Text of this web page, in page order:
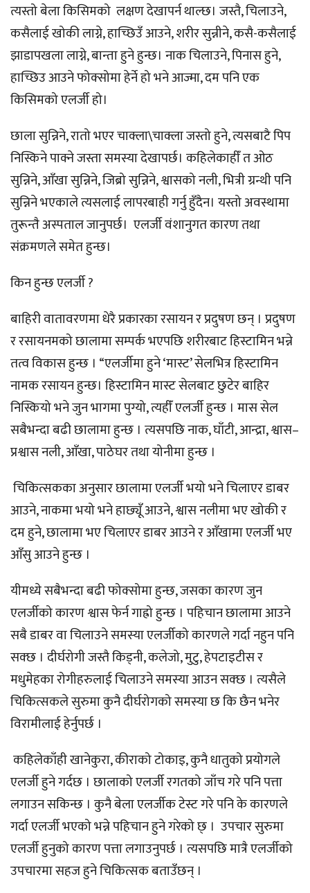
त्यस्तो बेला किसिमको लक्षण देखापर्न थाल्छ। जस्तै, चिलाउने,
कसैलाई खोकी लाग्ने, हाच्छिउँ आउने, शरीर सुन्नीने, कसै-कसैलाई
झाडापखला लाग्ने, बान्ता हुने हुन्छ। नाक चिलाउने, पिनास हुने,
हाच्छिउ आउने फोक्सोमा हेर्ने हो भने आज्मा, दम पनि एक
किसिमको एलर्जी हो।
छाला सुन्निने, रातो भएर चाक्ला\चाक्ला जस्तो हुने, त्यसबाटै पिप
निस्किने पाक्ने जस्ता समस्या देखापर्छ। कहिलेकाहीँ त ओठ
सुन्निने, आँखा सुन्निने, जिब्रो सुन्निने, श्वासको नली, भित्री ग्रन्थी पनि
सुन्निने भएकाले त्यसलाई लापरबाही गर्नु हुँदैन। यस्तो अवस्थामा
तुरून्तै अस्पताल जानुपर्छ। एलर्जी वंशानुगत कारण तथा
संक्रमणले समेत हुन्छ।
किन हुन्छ एलर्जी ?
बाहिरी वातावरणमा धेरै प्रकारका रसायन र प्रदुषण छन् । प्रदुषण
र रसायनमको छालामा सम्पर्क भएपछि शरीरबाट हिस्टामिन भन्ने
तत्व विकास हुन्छ । “एलर्जीमा हुने ‘मास्ट’ सेलभित्र हिस्टामिन
नामक रसायन हुन्छ। हिस्टामिन मास्ट सेलबाट छुटेर बाहिर
निस्कियो भने जुन भागमा पुग्यो, त्यहीँ एलर्जी हुन्छ । मास सेल
सबैभन्दा बढी छालामा हुन्छ । त्यसपछि नाक, घाँटी, आन्द्रा, श्वास–
प्रश्वास नली, आँखा, पाठेघर तथा योनीमा हुन्छ ।
चिकित्सकका अनुसार छालामा एलर्जी भयो भने चिलाएर डाबर
आउने, नाकमा भयो भने हाछ्यूँ आउने, श्वास नलीमा भए खोकी र
दम हुने, छालामा भए चिलाएर डाबर आउने र आँखामा एलर्जी भए
आँसु आउने हुन्छ ।
यीमध्ये सबैभन्दा बढी फोक्सोमा हुन्छ, जसका कारण जुन
एलर्जीको कारण श्वास फेर्न गाह्रो हुन्छ । पहिचान छालामा आउने
सबै डाबर वा चिलाउने समस्या एलर्जीको कारणले गर्दा नहुन पनि
सक्छ । दीर्घरोगी जस्तै किड्नी, कलेजो, मुटु, हेपटाइटीस र
मधुमेहका रोगीहरुलाई चिलाउने समस्या आउन सक्छ । त्यसैले
चिकित्सकले सुरुमा कुनै दीर्घरोगको समस्या छ कि छैन भनेर
विरामीलाई हेर्नुपर्छ ।
कहिलेकाँही खानेकुरा, कीराको टोकाइ, कुनै धातुको प्रयोगले
एलर्जी हुने गर्दछ । छालाको एलर्जी रगतको जाँच गरे पनि पत्ता
लगाउन सकिन्छ । कुनै बेला एलर्जीक टेस्ट गरे पनि के कारणले
गर्दा एलर्जी भएको भन्ने पहिचान हुने गरेको छ् । उपचार सुरुमा
एलर्जी हुनुको कारण पत्ता लगाउनुपर्छ । त्यसपछि मात्रै एलर्जीको
उपचारमा सहज हुने चिकित्सक बताउँछन् ।